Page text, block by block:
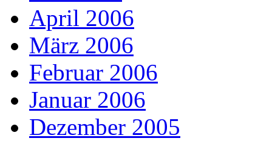
April 2006
März 2006
Februar 2006
Januar 2006
Dezember 2005